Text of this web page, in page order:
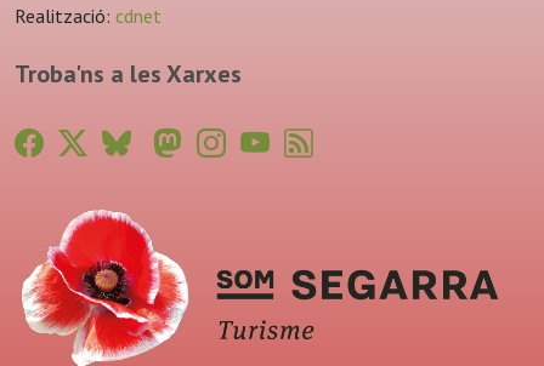
Realització: cdnet
Troba'ns a les Xarxes